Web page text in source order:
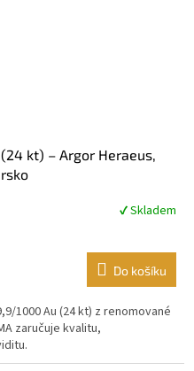
kt) – Argor Heraeus,
✔ Skladem
Do košíku
1000 Au (24 kt) z renomované
zaručuje kvalitu,